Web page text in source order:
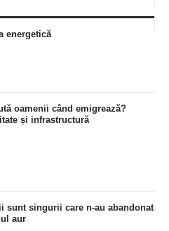
energetică
oamenii când emigrează?
și infrastructură
sunt singurii care n-au abandonat
aur